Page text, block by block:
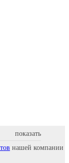
нашей компании